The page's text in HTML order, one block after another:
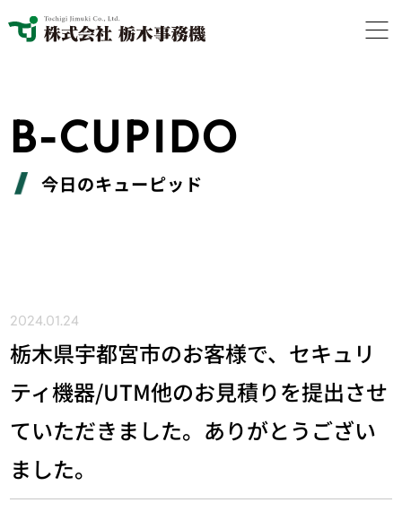
B-CUPIDO
今日のキューピッド
2024.01.24
栃木県宇都宮市のお客様で、セキュリ
ティ機器/UTM他のお見積りを提出させ
ていただきました。ありがとうござい
ました。